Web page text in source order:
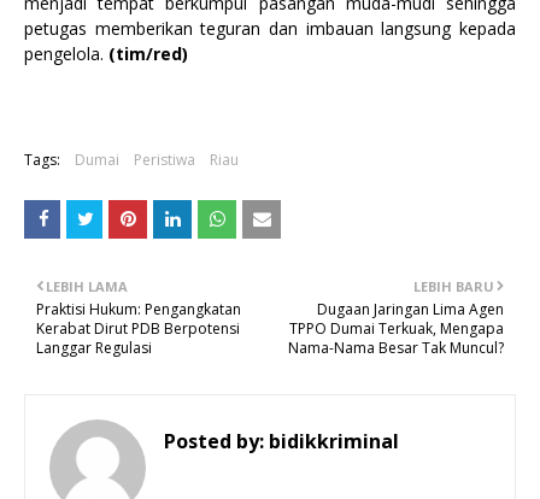
petugas memberikan teguran dan imbauan langsung kepada
pengelola. (tim/red)
Tags: Dumai Peristiwa Riau
LEBIH BARU
Dugaan Jaringan Lima Agen
TPPO Dumai Terkuak, Mengapa
Nama-Nama Besar Tak Muncul?
LEBIH LAMA
Praktisi Hukum: Pengangkatan
Kerabat Dirut PDB Berpotensi
Langgar Regulasi
Posted by: bidikkriminal